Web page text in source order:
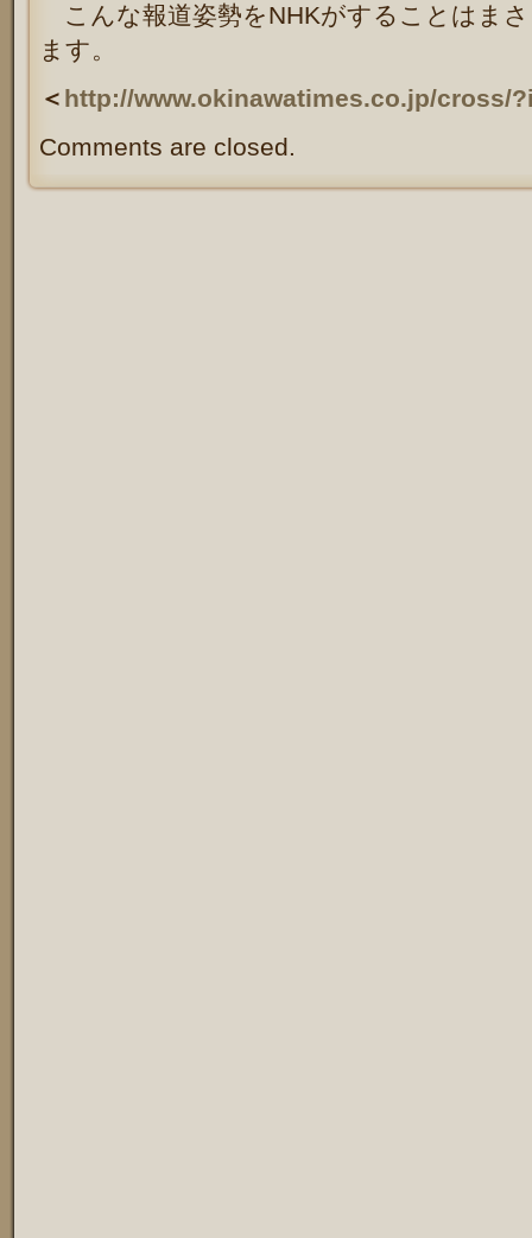
こんな報道姿勢をNHKがすることはま
ます。
＜ http://www.okinawatimes.co.jp/cross/
Comments are closed.